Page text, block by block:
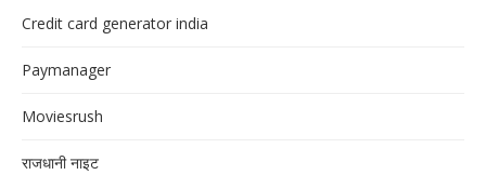
Credit card generator india
Paymanager
Moviesrush
राजधानी नाइट